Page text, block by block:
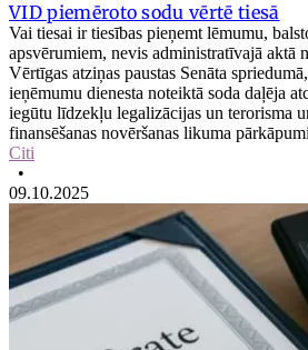
VID piemēroto sodu vērtē tiesā
Vai tiesai ir tiesības pieņemt lēmumu,
apsvērumiem, nevis administratīvajā aktā
Vērtīgas atziņas paustas Senāta
ieņēmumu dienesta noteiktā soda daļēja
iegūtu līdzekļu legalizācijas un terorisma
finansēšanas novēršanas likuma
Citi
•
09.10.2025